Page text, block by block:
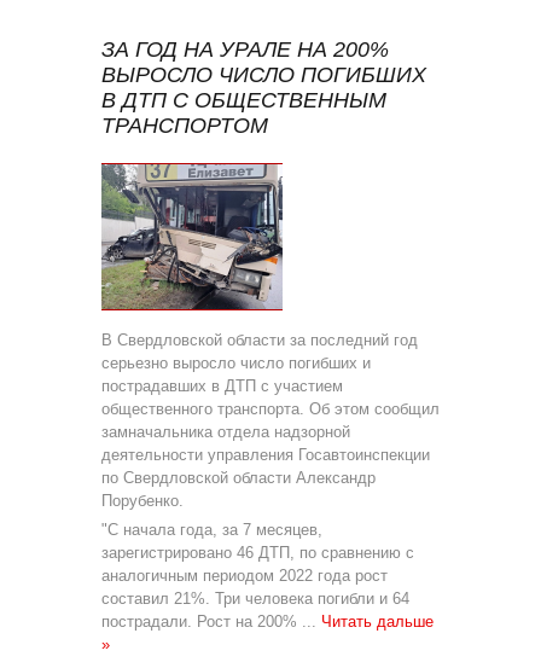
ЗА ГОД НА УРАЛЕ НА 200%
ВЫРОСЛО ЧИСЛО ПОГИБШИХ
В ДТП С ОБЩЕСТВЕННЫМ
ТРАНСПОРТОМ
В Свердловской области за последний год
серьезно выросло число погибших и
пострадавших в ДТП с участием
общественного транспорта. Об этом сообщил
замначальника отдела надзорной
деятельности управления Госавтоинспекции
по Свердловской области Александр
Порубенко.
"С начала года, за 7 месяцев,
зарегистрировано 46 ДТП, по сравнению с
аналогичным периодом 2022 года рост
составил 21%. Три человека погибли и 64
пострадали. Рост на 200% ... Читать дальше
»